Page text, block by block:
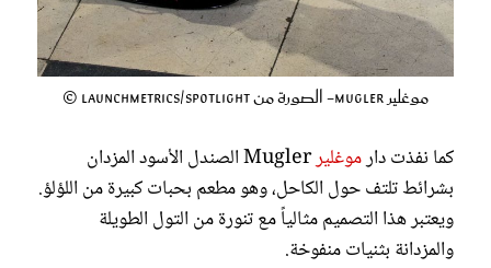
موغلير Mugler- الصورة من Launchmetrics/Spotlight ©
كما نفذت دارموغلير
Mugler الصندل الأسود المزدان
بشرائط تلتف حول الكاحل، وهو مطعم بحبات كبيرة من اللؤلؤ.
ويعتبر هذا التصميم مثالياً مع تنورة من التول الطويلة
والمزدانة بثنيات منفوخة.